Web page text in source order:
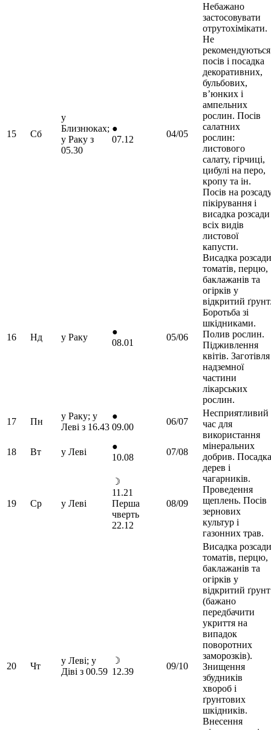
15 Сб
у
Близнюках;
у Раку з
05.30
●
07.12
04/05
Небажано
застосовувати
отрутохімікати.
Не
рекомендуються
посів і посадка
декоративних,
бульбових,
в’юнких і
ампельних
рослин. Посів
салатних
рослин:
листового
салату, гірчиці,
цибулі на перо,
кропу та ін.
Посів на
пікірування і
висадка розсади
всіх видів
листової
капусти.
Висадка розсади
томатів, перцю,
баклажанів та
огірків у
відкритий
Боротьба зі
шкідниками.
Полив рослин.
Підживлення
квітів. Заготівля
надземної
частини
лікарських
рослин.
16 Нд у Раку
●
08.01
05/06
17 Пн
у Раку; у
Леві з 16.43
●
09.00
06/07
Несприятливий
час для
використання
мінеральних
добрив. Посадка
дерев і
чагарників.
Проведення
щеплень. Посів
зернових
культур і
газонних трав.
18 Вт у Леві
●
10.08
07/08
19 Ср у Леві
☽
11.21
Перша
чверть
22.12
08/09
20 Чт
у Леві; у
Діві з 00.59
☽
12.39
09/10
Висадка розсади
томатів, перцю,
баклажанів та
огірків у
відкритий ґрунт
(бажано
передбачити
укриття на
випадок
поворотних
заморозків).
Знищення
збудників
хвороб і
ґрунтових
шкідників.
Внесення